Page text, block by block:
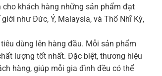
khách hàng những sản phẩm đạt
như Đức, Ý, Malaysia, và Thổ Nhĩ Kỳ,
dùng lên hàng đầu. Mỗi sản phẩm
lượng tốt nhất. Đặc biệt, thương hiệu
hàng, giúp mỗi gia đình đều có thể